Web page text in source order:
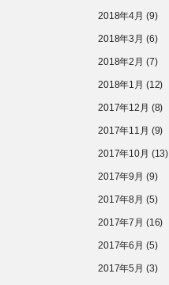
2018年4月 (9)
2018年3月 (6)
2018年2月 (7)
2018年1月 (12)
2017年12月 (8)
2017年11月 (9)
2017年10月 (13)
2017年9月 (9)
2017年8月 (5)
2017年7月 (16)
2017年6月 (5)
2017年5月 (3)